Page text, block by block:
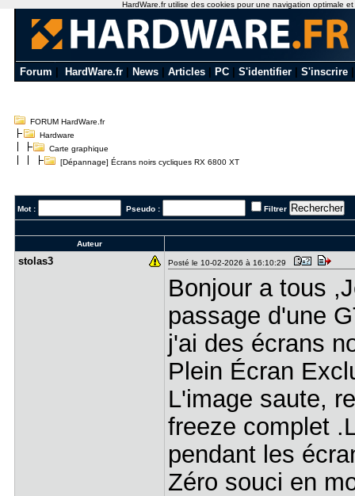
Forum HardWare.fr News Articles PC S'identifier S'inscrire
FORUM HardWare.fr
Hardware
Carte graphique
[Dépannage] Écrans noirs cycliques RX 6800 XT
Mot : Pseudo : Filtrer
Auteur
stolas3 Posté le 10-02-2026 à 16:10:29
Bonjour a tous
passage d'une
j'ai des écrans
Plein Écran
L'image saute,
freeze complet
pendant les
Zéro souci en
HardWare.fr utilise des cookies pour une navigation optimale